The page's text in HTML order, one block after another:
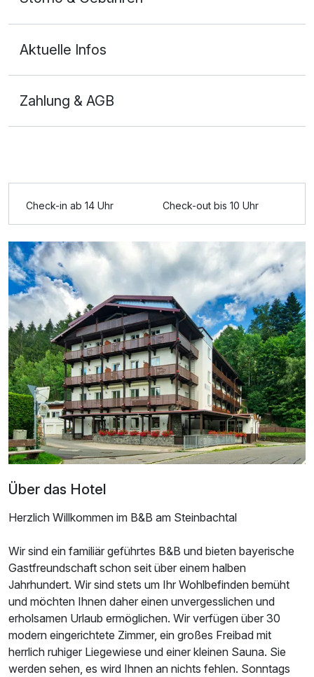
Zusatznächte
Für 2 Tage p.P. ab64,00 €
Einzelzimmer
1 Erwachsenen
Ausstattung
Zusatznächte
Für 2 Tage p.P. ab65,00 €
Aktuelle Infos
Zahlung & AGB
Check-in ab 14 Uhr Check-out bis 10 Uhr
Über das Hotel
Herzlich Willkommen im B&B am Steinbachtal
Wir sind ein familiär geführtes B&B und bieten bayerische
Gastfreundschaft schon seit über einem halben
Jahrhundert. Wir sind stets um Ihr Wohlbefinden bemüht
und möchten Ihnen daher einen unvergesslichen und
erholsamen Urlaub ermöglichen. Wir verfügen über 30
modern eingerichtete Zimmer, ein großes Freibad mit
herrlich ruhiger Liegewiese und einer kleinen Sauna. Sie
werden sehen, es wird Ihnen an nichts fehlen. Sonntags